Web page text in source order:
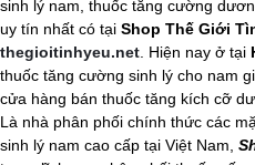
sinh lý nam, thuốc tăng cường
uy tín nhất có tại Shop Thế Giới
thegioitinhyeu.net . Hiện nay ở tại
thuốc tăng cường sinh lý cho nam
cửa hàng bán thuốc tăng kích cỡ
Là nhà phân phối chính thức các
sinh lý nam cao cấp tại Việt Nam,